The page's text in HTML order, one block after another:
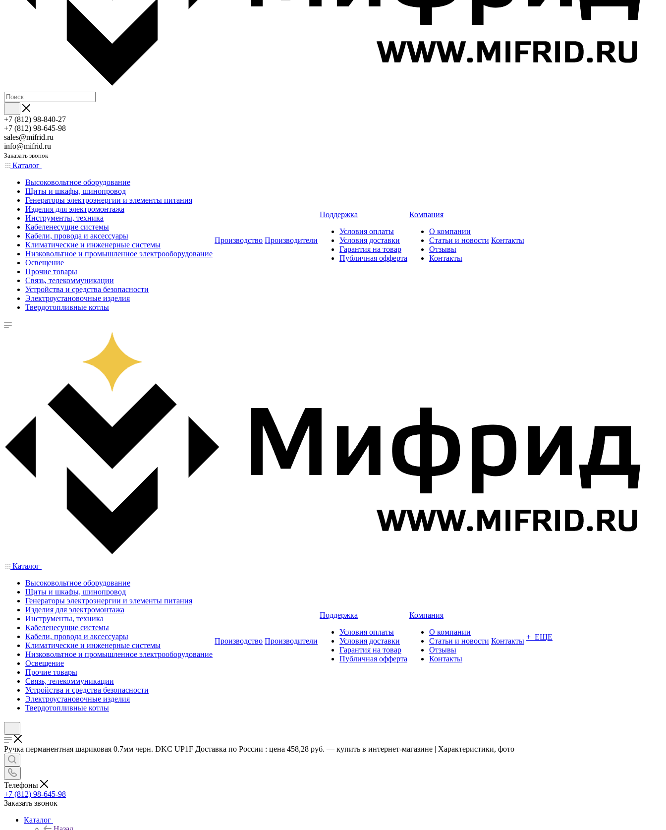
+7 (812) 98-840-27
+7 (812) 98-645-98
sales@mifrid.ru
info@mifrid.ru
Заказать звонок
Каталог
Высоковольтное оборудование
Щиты и шкафы, шинопровод
Генераторы электроэнергии и элементы питания
Изделия для электромонтажа
Инструменты, техника
Кабеленесущие системы
Кабели, провода и аксессуары
Климатические и инженерные системы
Низковольтное и промышленное электрооборудование
Освещение
Прочие товары
Связь, телекоммуникации
Устройства и средства безопасности
Электроустановочные изделия
Твердотопливные котлы
Производство Производители
Поддержка
Условия оплаты
Условия доставки
Гарантия на товар
Публичная офферта
Компания
О компании
Статьи и новости
Отзывы
Контакты
Контакты
Каталог
Высоковольтное оборудование
Щиты и шкафы, шинопровод
Генераторы электроэнергии и элементы питания
Изделия для электромонтажа
Инструменты, техника
Кабеленесущие системы
Кабели, провода и аксессуары
Климатические и инженерные системы
Низковольтное и промышленное электрооборудование
Освещение
Прочие товары
Связь, телекоммуникации
Устройства и средства безопасности
Электроустановочные изделия
Твердотопливные котлы
Производство Производители
Поддержка
Условия оплаты
Условия доставки
Гарантия на товар
Публичная офферта
Компания
О компании
Статьи и новости
Отзывы
Контакты
Контакты + ЕЩЕ
Ручка перманентная шариковая 0.7мм черн. DKC UP1F Доставка по России : цена 458,28 руб. — купить в интернет-магазине | Характеристики, фото
Телефоны
+7 (812) 98-645-98
Заказать звонок
Каталог